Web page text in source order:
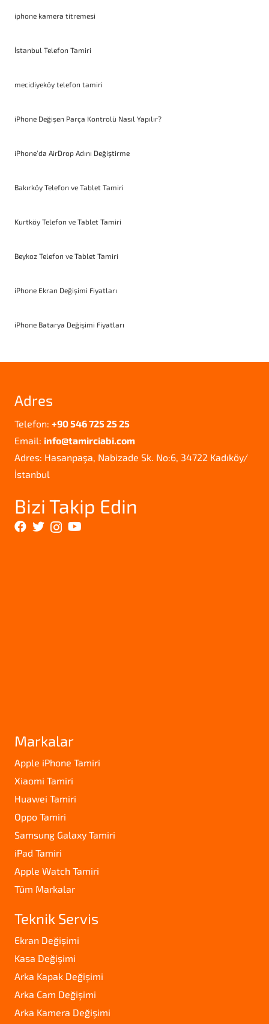
iphone kamera titremesi
İstanbul Telefon Tamiri
mecidiyeköy telefon tamiri
iPhone Değişen Parça Kontrolü Nasıl Yapılır?
iPhone’da AirDrop Adını Değiştirme
Bakırköy Telefon ve Tablet Tamiri
Kurtköy Telefon ve Tablet Tamiri
Beykoz Telefon ve Tablet Tamiri
iPhone Ekran Değişimi Fiyatları
iPhone Batarya Değişimi Fiyatları
Adres
Telefon: +90 546 725 25 25
Email: info@tamirciabi.com
Adres: Hasanpaşa, Nabizade Sk. No:6, 34722 Kadıköy/
İstanbul
Bizi Takip Edin
Markalar
Apple iPhone Tamiri
Xiaomi Tamiri
Huawei Tamiri
Oppo Tamiri
Samsung Galaxy Tamiri
iPad Tamiri
Apple Watch Tamiri
Tüm Markalar
Teknik Servis
Ekran Değişimi
Kasa Değişimi
Arka Kapak Değişimi
Arka Cam Değişimi
Arka Kamera Değişimi